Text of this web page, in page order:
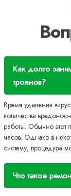
Как долго
троянов?
Время удаления
количества
работы. Обычно этот
часов. Однако в
систему, процедура
Что такое